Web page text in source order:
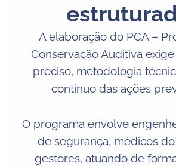
A elaboração do PCA –
Conservação Auditiva
preciso, metodologia
contínuo das ações
O programa envolve
de segurança, médicos
gestores, atuando de